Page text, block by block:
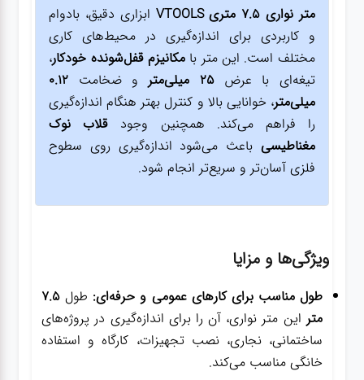
متر نواری 7.5 متری VTOOLS
ابزاری دقیق، بادوام
و کاربردی برای اندازه‌گیری در محیط‌های کاری
مختلف است. این متر بامکانیزم قفل‌شونده خودکار،
تیغه‌ای با عرض25 میلی‌متر و ضخامت 0.12
میلی‌متر، خوانایی بالا و کنترل بهتر هنگام اندازه‌گیری
را فراهم می‌کند. همچنین وجود قلاب نوک
مغناطیسی باعث می‌شود اندازه‌گیری روی سطوح
فلزی آسان‌تر و سریع‌تر انجام شود.
ویژگی‌ها و مزایا
طول مناسب برای کارهای عمومی و حرفه‌ای: طول 7.5
متر این متر نواری، آن را برای اندازه‌گیری در پروژه‌های
ساختمانی، نجاری، نصب تجهیزات، کارگاه و استفاده
خانگی مناسب می‌کند.